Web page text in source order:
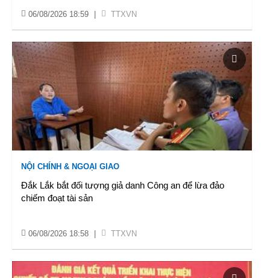
06/08/2026 18:59 TTXVN
NỘI CHÍNH & NGOẠI GIAO
Đắk Lắk bắt đối tượng giả danh Công an để lừa đảo
chiếm đoạt tài sản
06/08/2026 18:58 TTXVN